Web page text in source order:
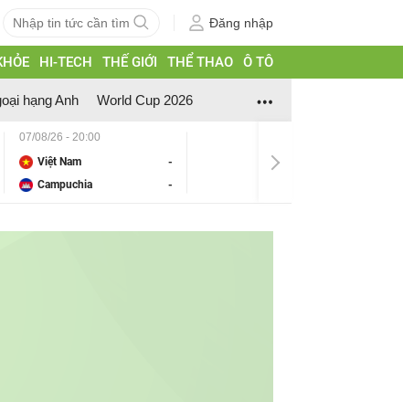
Đăng nhập
HI-TECH THẾ GIỚI THỂ THAO Ô TÔ
hạng Anh World Cup 2026
07/08/26 - 20:00
Việt Nam
-
Campuchia
-